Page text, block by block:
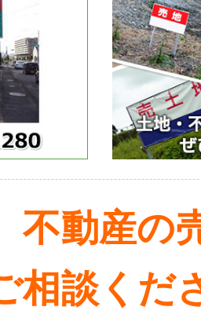
不動産の
相談くだ